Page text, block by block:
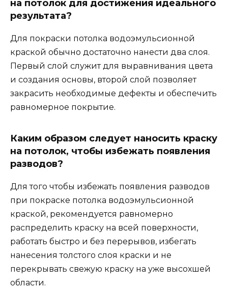
на потолок для достижения идеального
результата?
Для покраски потолка водоэмульсионной
краской обычно достаточно нанести два слоя.
Первый слой служит для выравнивания цвета
и создания основы, второй слой позволяет
закрасить необходимые дефекты и обеспечить
равномерное покрытие.
Каким образом следует наносить краску
на потолок, чтобы избежать появления
разводов?
Для того чтобы избежать появления разводов
при покраске потолка водоэмульсионной
краской, рекомендуется равномерно
распределить краску на всей поверхности,
работать быстро и без перерывов, избегать
нанесения толстого слоя краски и не
перекрывать свежую краску на уже высохшей
области.